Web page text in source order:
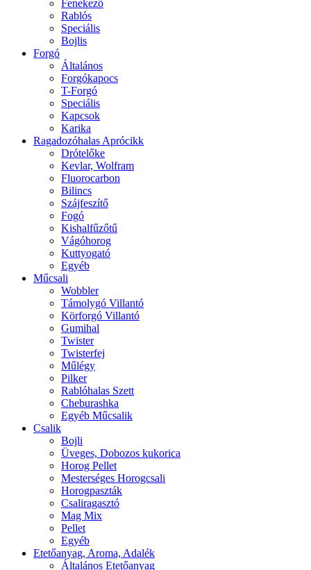
Fenekező
Rablós
Speciális
Bojlis
Forgó
Általános
Forgókapocs
T-Forgó
Speciális
Kapcsok
Karika
Ragadozóhalas Aprócikk
Drótelőke
Kevlar, Wolfram
Fluorocarbon
Bilincs
Szájfeszítő
Fogó
Kishalfűzőtű
Vágóhorog
Kuttyogató
Egyéb
Műcsali
Wobbler
Támolygó Villantó
Körforgó Villantó
Gumihal
Twister
Twisterfej
Műlégy
Pilker
Rablóhalas Szett
Cheburashka
Egyéb Műcsalik
Csalik
Bojli
Üveges, Dobozos kukorica
Horog Pellet
Mesterséges Horogcsali
Horogpaszták
Csaliragasztó
Mag Mix
Pellet
Egyéb
Etetőanyag, Aroma, Adalék
Általános Etetőanyag